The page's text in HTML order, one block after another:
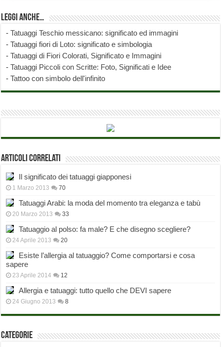
Leggi anche…
-Tatuaggi Teschio messicano: significato ed immagini
-Tatuaggi fiori di Loto: significato e simbologia
-Tatuaggi di Fiori Colorati, Significato e Immagini
-Tatuaggi Piccoli con Scritte: Foto, Significati e Idee
-Tattoo con simbolo dell'infinito
Articoli correlati
Il significato dei tatuaggi giapponesi
1 Marzo 2013 70
Tatuaggi Arabi: la moda del momento tra eleganza e tabù
20 Marzo 2013 33
Tatuaggio al polso: fa male? E che disegno scegliere?
24 Aprile 2013 20
Esiste l’allergia al tatuaggio? Come comportarsi e cosa
sapere
23 Aprile 2014 12
Allergia e tatuaggi: tutto quello che DEVI sapere
24 Giugno 2013 8
Categorie